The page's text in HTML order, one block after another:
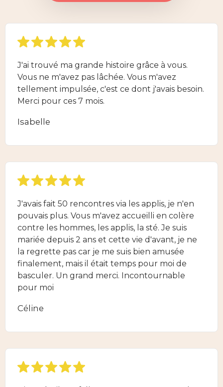
J'ai trouvé ma grande histoire grâce à vous.
Vous ne m'avez pas lâchée. Vous m'avez
tellement impulsée, c'est ce dont j'avais besoin.
Merci pour ces 7 mois.
Isabelle
J'avais fait 50 rencontres via les applis, je n'en
pouvais plus. Vous m'avez accueilli en colère
contre les hommes, les applis, la sté. Je suis
mariée depuis 2 ans et cette vie d'avant, je ne
la regrette pas car je me suis bien amusée
finalement, mais il était temps pour moi de
basculer. Un grand merci. Incontournable
pour moi
Céline